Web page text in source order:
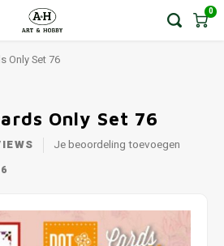
0
Only Set 76
Only Set 76
Je beoordeling toevoegen